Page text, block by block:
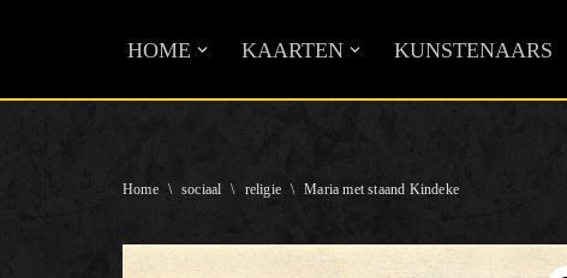
naar
HOME KAARTEN KUNSTENAARS
Home \ sociaal \ religie \ Maria met staand Kindeke